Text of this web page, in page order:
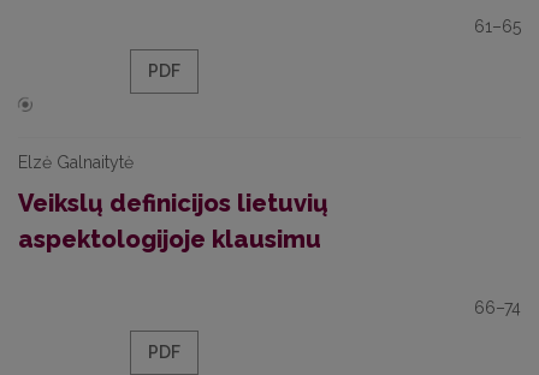
61–65
PDF
Elzė Galnaitytė
Veikslų definicijos lietuvių
aspektologijoje klausimu
66–74
PDF